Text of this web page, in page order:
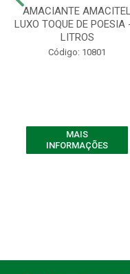
AMACIANTE AMACITEL
LUXO TOQUE DE POESIA
LITROS
Código: 10801
MAIS
INFORMAÇÕES